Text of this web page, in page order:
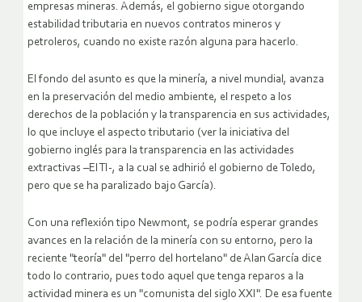
empresas mineras. Además, el gobierno sigue otorgando
estabilidad tributaria en nuevos contratos mineros y
petroleros, cuando no existe razón alguna para hacerlo.
El fondo del asunto es que la minería, a nivel mundial, avanza
en la preservación del medio ambiente, el respeto a los
derechos de la población y la transparencia en sus actividades,
lo que incluye el aspecto tributario (ver la iniciativa del
gobierno inglés para la transparencia en las actividades
extractivas –EITI-, a la cual se adhirió el gobierno de Toledo,
pero que se ha paralizado bajo García).
Con una reflexión tipo Newmont, se podría esperar grandes
avances en la relación de la minería con su entorno, pero la
reciente "teoría" del "perro del hortelano" de Alan García dice
todo lo contrario, pues todo aquel que tenga reparos a la
actividad minera es un "comunista del siglo XXI". De esa fuente